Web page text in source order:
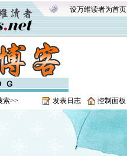
设万维读者为首页
索>> 发表日志 控制面板